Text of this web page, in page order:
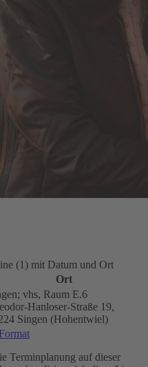
(1) mit Datum und Ort
Ort
vhs, Raum E.6
Hanloser-Straße 19,
Singen (Hohentwiel)
Terminplanung auf dieser